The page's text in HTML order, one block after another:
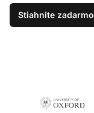
Stiahnite zadarmo